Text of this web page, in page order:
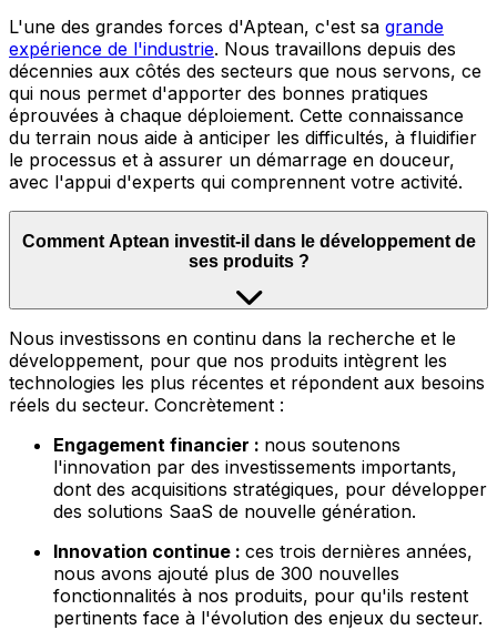
L'une des grandes forces d'Aptean, c'est sa grande
expérience de l'industrie. Nous travaillons depuis des
décennies aux côtés des secteurs que nous servons, ce
qui nous permet d'apporter des bonnes pratiques
éprouvées à chaque déploiement. Cette connaissance
du terrain nous aide à anticiper les difficultés, à fluidifier
le processus et à assurer un démarrage en douceur,
avec l'appui d'experts qui comprennent votre activité.
Comment Aptean investit-il dans le développement de
ses produits ?
Nous investissons en continu dans la recherche et le
développement, pour que nos produits intègrent les
technologies les plus récentes et répondent aux besoins
réels du secteur. Concrètement :
Engagement financier : nous soutenons
l'innovation par des investissements importants,
dont des acquisitions stratégiques, pour développer
des solutions SaaS de nouvelle génération.
Innovation continue : ces trois dernières années,
nous avons ajouté plus de 300 nouvelles
fonctionnalités à nos produits, pour qu'ils restent
pertinents face à l'évolution des enjeux du secteur.